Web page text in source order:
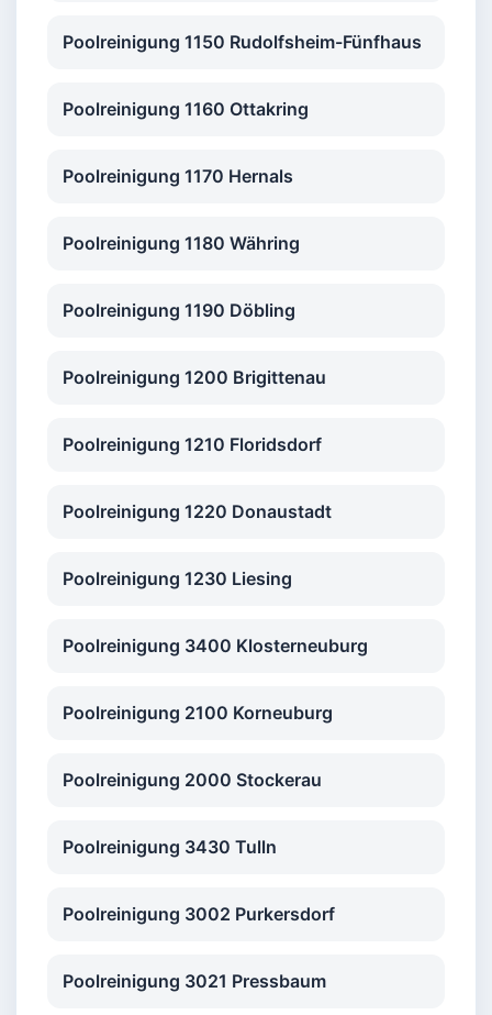
Poolreinigung 1150 Rudolfsheim-Fünfhaus
Poolreinigung 1160 Ottakring
Poolreinigung 1170 Hernals
Poolreinigung 1180 Währing
Poolreinigung 1190 Döbling
Poolreinigung 1200 Brigittenau
Poolreinigung 1210 Floridsdorf
Poolreinigung 1220 Donaustadt
Poolreinigung 1230 Liesing
Poolreinigung 3400 Klosterneuburg
Poolreinigung 2100 Korneuburg
Poolreinigung 2000 Stockerau
Poolreinigung 3430 Tulln
Poolreinigung 3002 Purkersdorf
Poolreinigung 3021 Pressbaum